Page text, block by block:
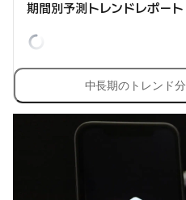
期間別予測トレンドレポート
中長期のトレンド